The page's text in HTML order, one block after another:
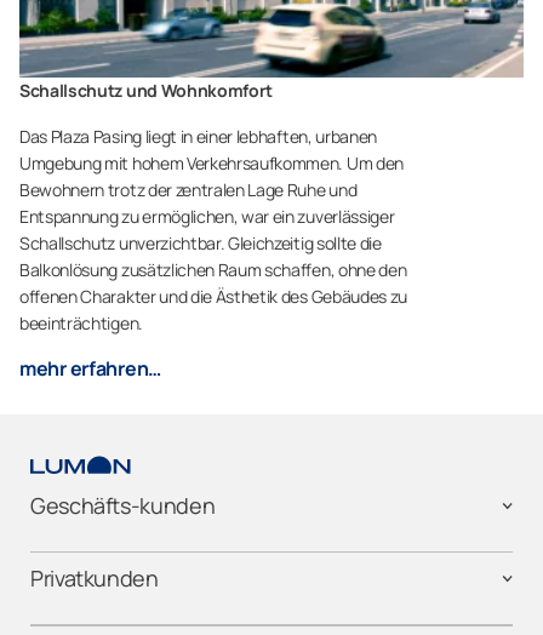
Schallschutz und Wohnkomfort
Das Plaza Pasing liegt in einer lebhaften, urbanen
Umgebung mit hohem Verkehrsaufkommen. Um den
Bewohnern trotz der zentralen Lage Ruhe und
Entspannung zu ermöglichen, war ein zuverlässiger
Schallschutz unverzichtbar. Gleichzeitig sollte die
Balkonlösung zusätzlichen Raum schaffen, ohne den
offenen Charakter und die Ästhetik des Gebäudes zu
beeinträchtigen.
mehr erfahren…
Geschäfts-kunden
Privatkunden